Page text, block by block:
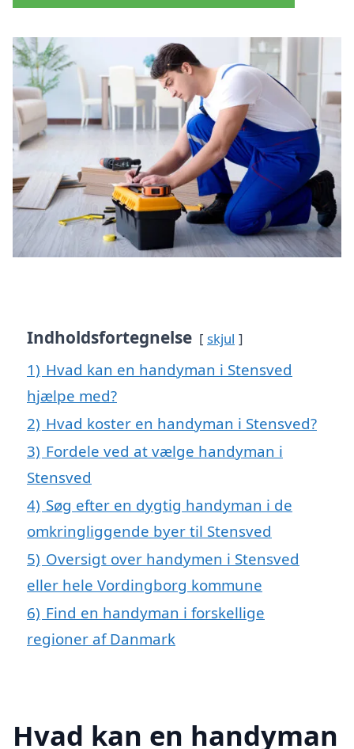
Indholdsfortegnelse skjul
1) Hvad kan en handyman i Stensved
hjælpe med?
2) Hvad koster en handyman i Stensved?
3) Fordele ved at vælge handyman i
Stensved
4) Søg efter en dygtig handyman i de
omkringliggende byer til Stensved
5) Oversigt over handymen i Stensved
eller hele Vordingborg kommune
6) Find en handyman i forskellige
regioner af Danmark
Hvad kan en handyman